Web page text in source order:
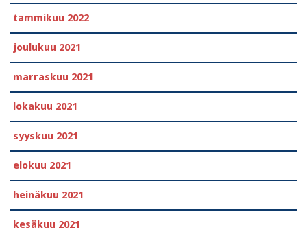
tammikuu 2022
joulukuu 2021
marraskuu 2021
lokakuu 2021
syyskuu 2021
elokuu 2021
heinäkuu 2021
kesäkuu 2021